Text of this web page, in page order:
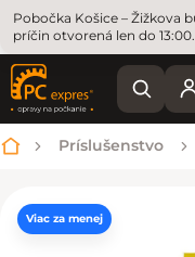
Pobočka Košice – Žižkova
príčin otvorená len do
Domov
Príslušenstvo
Viac za menej